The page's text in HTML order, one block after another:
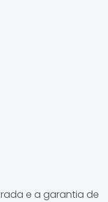
e a garantia de